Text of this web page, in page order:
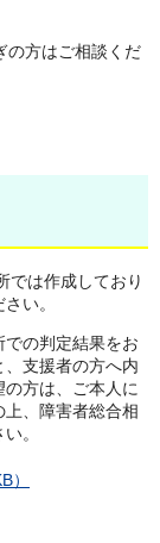
の方はご相談くだ
では作成しており
い。
の判定結果をお
支援者の方へ内
方は、ご本人に
、障害者総合相
。
）